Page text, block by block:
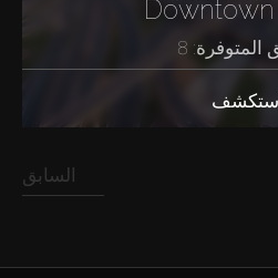
8
استكشف
السابق